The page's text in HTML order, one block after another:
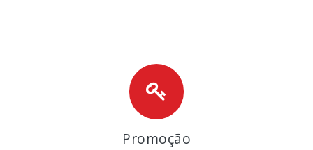
Promoção